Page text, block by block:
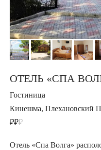
ОТЕЛЬ «СПА
Гостиница
Кинешма, Плехановский
₽₽₽
Отель «Спа Волга»